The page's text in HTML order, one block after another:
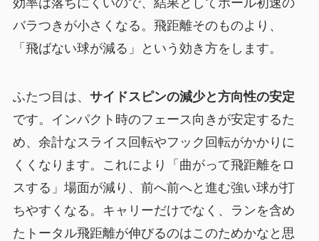
バラつきが小さくなる。飛距離そのものより、
「飛ばない球が減る」という効き方をします。
ふたつ目は、 サイドスピンの減少と方向性の安定
です。インパクト時のフェース向きが安定するた
め、余計なスライス回転やフック回転がかかりに
くくなります。これにより「曲がって飛距離をロ
スする」場面が減り、前へ前へと進む強い球が打
ちやすくなる。キャリーだけでなく、ランを含め
たトータル飛距離が伸びるのはこのためかなと思